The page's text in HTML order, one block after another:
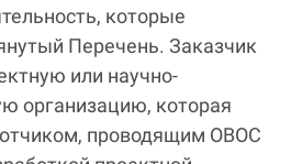
которые
Перечень. Заказчик
или научно-
организацию, которая
проводящим ОВОС